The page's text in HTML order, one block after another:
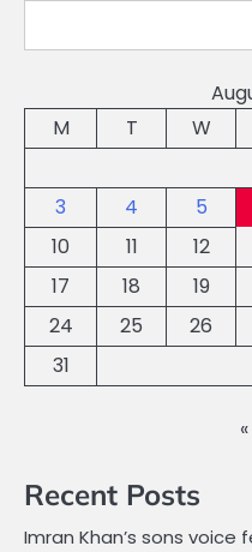
M
T W
3
4 5
10
11 12
17
18 19
24
25 26
31
Recent Posts
Imran Khan’s sons